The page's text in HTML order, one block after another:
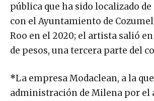
pública que ha sido localizado de
con el Ayuntamiento de
Roo en el 2020; el artista salió
de pesos, una tercera parte del
*La empresa Modaclean, a la
administración de Milena por el